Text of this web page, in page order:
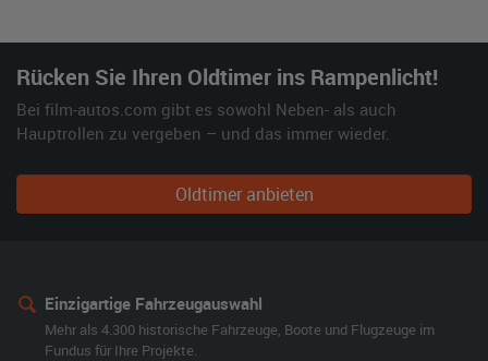
Rücken Sie Ihren Oldtimer ins Rampenlicht!
Bei film-autos.com gibt es sowohl Neben- als auch
Hauptrollen zu vergeben – und das immer wieder.
Oldtimer anbieten
Einzigartige Fahrzeugauswahl
Mehr als 4.300 historische Fahrzeuge, Boote und Flugzeuge im
Fundus für Ihre Projekte.